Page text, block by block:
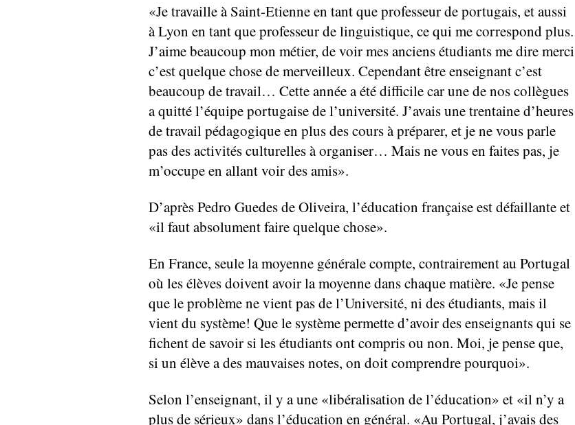
«Je travaille à Saint-Etienne en tant que professeur de portugais, et aussi
à Lyon en tant que professeur de linguistique, ce qui me correspond plus.
J’aime beaucoup mon métier, de voir mes anciens étudiants me dire merci
c’est quelque chose de merveilleux. Cependant être enseignant c’est
beaucoup de travail… Cette année a été difficile car une de nos collègues
a quitté l’équipe portugaise de l’université. J’avais une trentaine d’heures
de travail pédagogique en plus des cours à préparer, et je ne vous parle
pas des activités culturelles à organiser… Mais ne vous en faites pas, je
m’occupe en allant voir des amis».
D’après Pedro Guedes de Oliveira, l’éducation française est défaillante et
«il faut absolument faire quelque chose».
En France, seule la moyenne générale compte, contrairement au Portugal
où les élèves doivent avoir la moyenne dans chaque matière. «Je pense
que le problème ne vient pas de l’Université, ni des étudiants, mais il
vient du système! Que le système permette d’avoir des enseignants qui se
fichent de savoir si les étudiants ont compris ou non. Moi, je pense que,
si un élève a des mauvaises notes, on doit comprendre pourquoi».
Selon l’enseignant, il y a une «libéralisation de l’éducation» et «il n’y a
plus de sérieux» dans l’éducation en général. «Au Portugal, j’avais des